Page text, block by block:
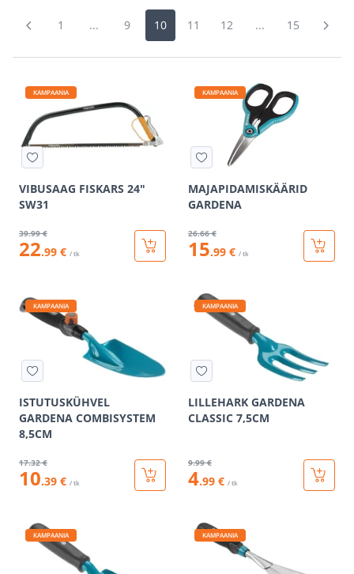
1 ... 9 10 11 12 ... 15
KAMPAANIA
VIBUSAAG FISKARS 24"
SW31
39.99 €
22.99 € / tk
KAMPAANIA
MAJAPIDAMISKÄÄRID
GARDENA
26.66 €
15.99 € / tk
KAMPAANIA
ISTUTUSKÜHVEL
GARDENA COMBISYSTEM
8,5CM
17.32 €
10.39 € / tk
KAMPAANIA
LILLEHARK GARDENA
CLASSIC 7,5CM
9.99 €
4.99 € / tk
KAMPAANIA KAMPAANIA